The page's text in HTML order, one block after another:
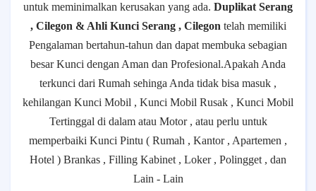
untuk meminimalkan kerusakan yang ada. Duplikat Serang
, Cilegon & Ahli Kunci Serang , Cilegon telah memiliki
Pengalaman bertahun-tahun dan dapat membuka sebagian
besar Kunci dengan Aman dan Profesional.Apakah Anda
terkunci dari Rumah sehinga Anda tidak bisa masuk ,
kehilangan Kunci Mobil , Kunci Mobil Rusak , Kunci Mobil
Tertinggal di dalam atau Motor , atau perlu untuk
memperbaiki Kunci Pintu ( Rumah , Kantor , Apartemen ,
Hotel ) Brankas , Filling Kabinet , Loker , Polingget , dan
Lain - Lain